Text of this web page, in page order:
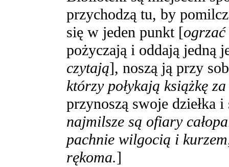
przychodzą tu, by
się w jeden punkt [ogrzać
pożyczają i oddają jedną
czytają], noszą ją przy
którzy połykają książkę
przynoszą swoje dziełka i
najmilsze są ofiary
pachnie wilgocią i
rękoma.]